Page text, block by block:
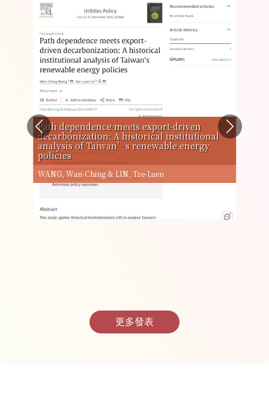
Path dependence meets export-driven
decarbonization: A historical institutional
analysis of Taiwan’s renewable energy
policies
WANG, Wan-Ching & LIN, Tze-Luen
更多發表